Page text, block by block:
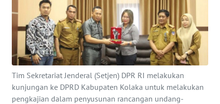
Tim Sekretariat Jenderal (Setjen) DPR RI melakukan
kunjungan ke DPRD Kabupaten Kolaka untuk melakukan
pengkajian dalam penyusunan rancangan undang-
BERITA
KONTAK
KAMI
INFO
IKLAN